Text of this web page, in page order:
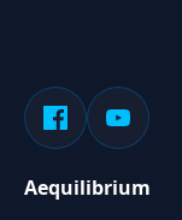
Aequilibrium